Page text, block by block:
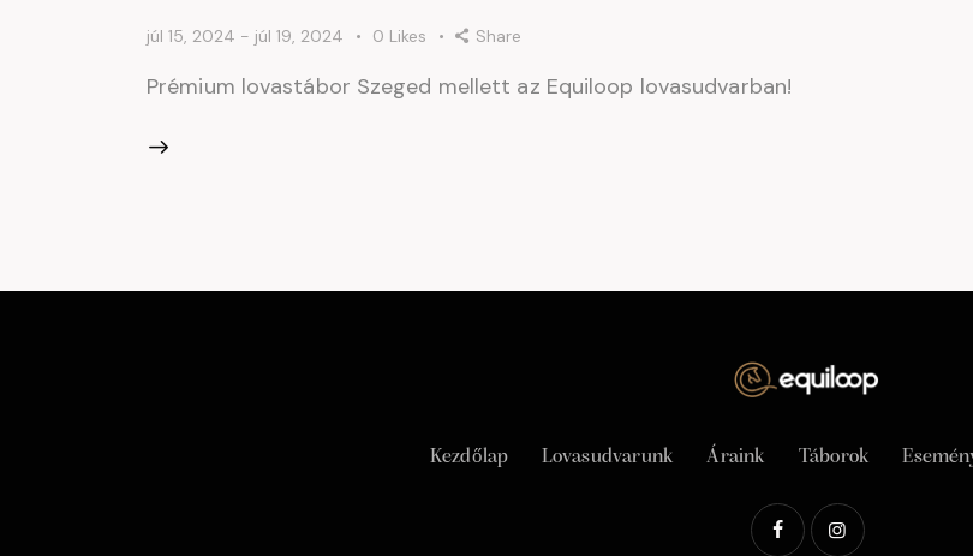
júl 15, 2024 - júl 19, 2024 0 Likes Share
Prémium lovastábor Szeged mellett az Equiloop lovasudvarban!
Kezdőlap Lovasudvarunk Áraink Táborok